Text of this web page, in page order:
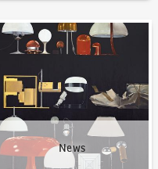
News
News